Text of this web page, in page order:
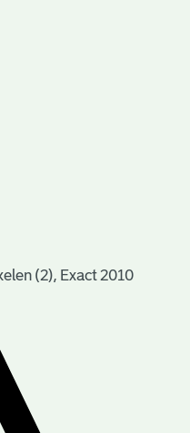
(2), Exact 2010